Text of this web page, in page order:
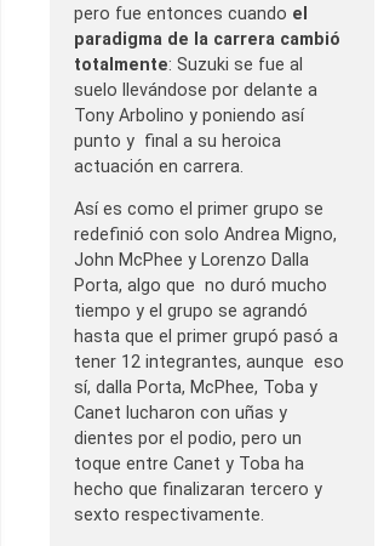
pero fue entonces cuando el
paradigma de la carrera cambió
totalmente: Suzuki se fue al
suelo llevándose por delante a
Tony Arbolino y poniendo así
punto y final a su heroica
actuación en carrera.
Así es como el primer grupo se
redefinió con solo Andrea Migno,
John McPhee y Lorenzo Dalla
Porta, algo que no duró mucho
tiempo y el grupo se agrandó
hasta que el primer grupó pasó a
tener 12 integrantes, aunque eso
sí, dalla Porta, McPhee, Toba y
Canet lucharon con uñas y
dientes por el podio, pero un
toque entre Canet y Toba ha
hecho que finalizaran tercero y
sexto respectivamente.